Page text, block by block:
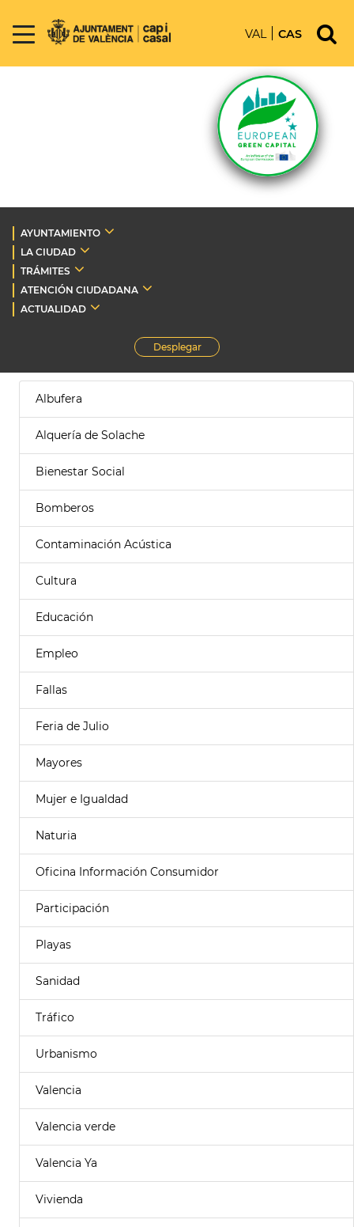
VAL CAS
AYUNTAMIENTO
LA CIUDAD
TRÁMITES
ATENCIÓN CIUDADANA
ACTUALIDAD
Desplegar
Albufera
Alquería de Solache
Bienestar Social
Bomberos
Contaminación Acústica
Cultura
Educación
Empleo
Fallas
Feria de Julio
Mayores
Mujer e Igualdad
Naturia
Oficina Información Consumidor
Participación
Playas
Sanidad
Tráfico
Urbanismo
Valencia
Valencia verde
Valencia Ya
Vivienda